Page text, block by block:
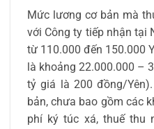
Mức lương cơ bản mà
với Công ty tiếp nhận tại
từ 110.000 đến 150.000
là khoảng 22.000.000 –
tỷ giá là 200 đồng/
bản, chưa bao gồm các
phí ký túc xá, thuế thu